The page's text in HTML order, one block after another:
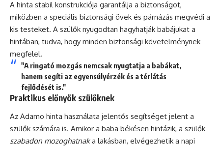
A hinta stabil konstrukciója garantálja a biztonságot,
miközben a speciális biztonsági övek és párnázás megvédi a
kis testeket. A szülők nyugodtan hagyhatják babájukat a
hintában, tudva, hogy minden biztonsági követelménynek
megfelel.
"A ringató mozgás nemcsak nyugtatja a babákat,
hanem segíti az egyensúlyérzék és a térlátás
fejlődését is."
Praktikus előnyök szülőknek
Az Adamo hinta használata jelentős segítséget jelent a
szülők számára is. Amikor a baba békésen hintázik, a szülők
szabadon mozoghatnaka lakásban, elvégezhetik a napi